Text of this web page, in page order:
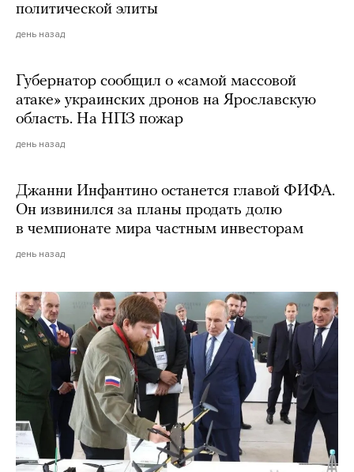
политической элиты
день назад
Губернатор сообщил о «самой массовой
атаке» украинских дронов на Ярославскую
область. На НПЗ пожар
день назад
Джанни Инфантино останется главой ФИФА.
Он извинился за планы продать долю
в чемпионате мира частным инвесторам
день назад